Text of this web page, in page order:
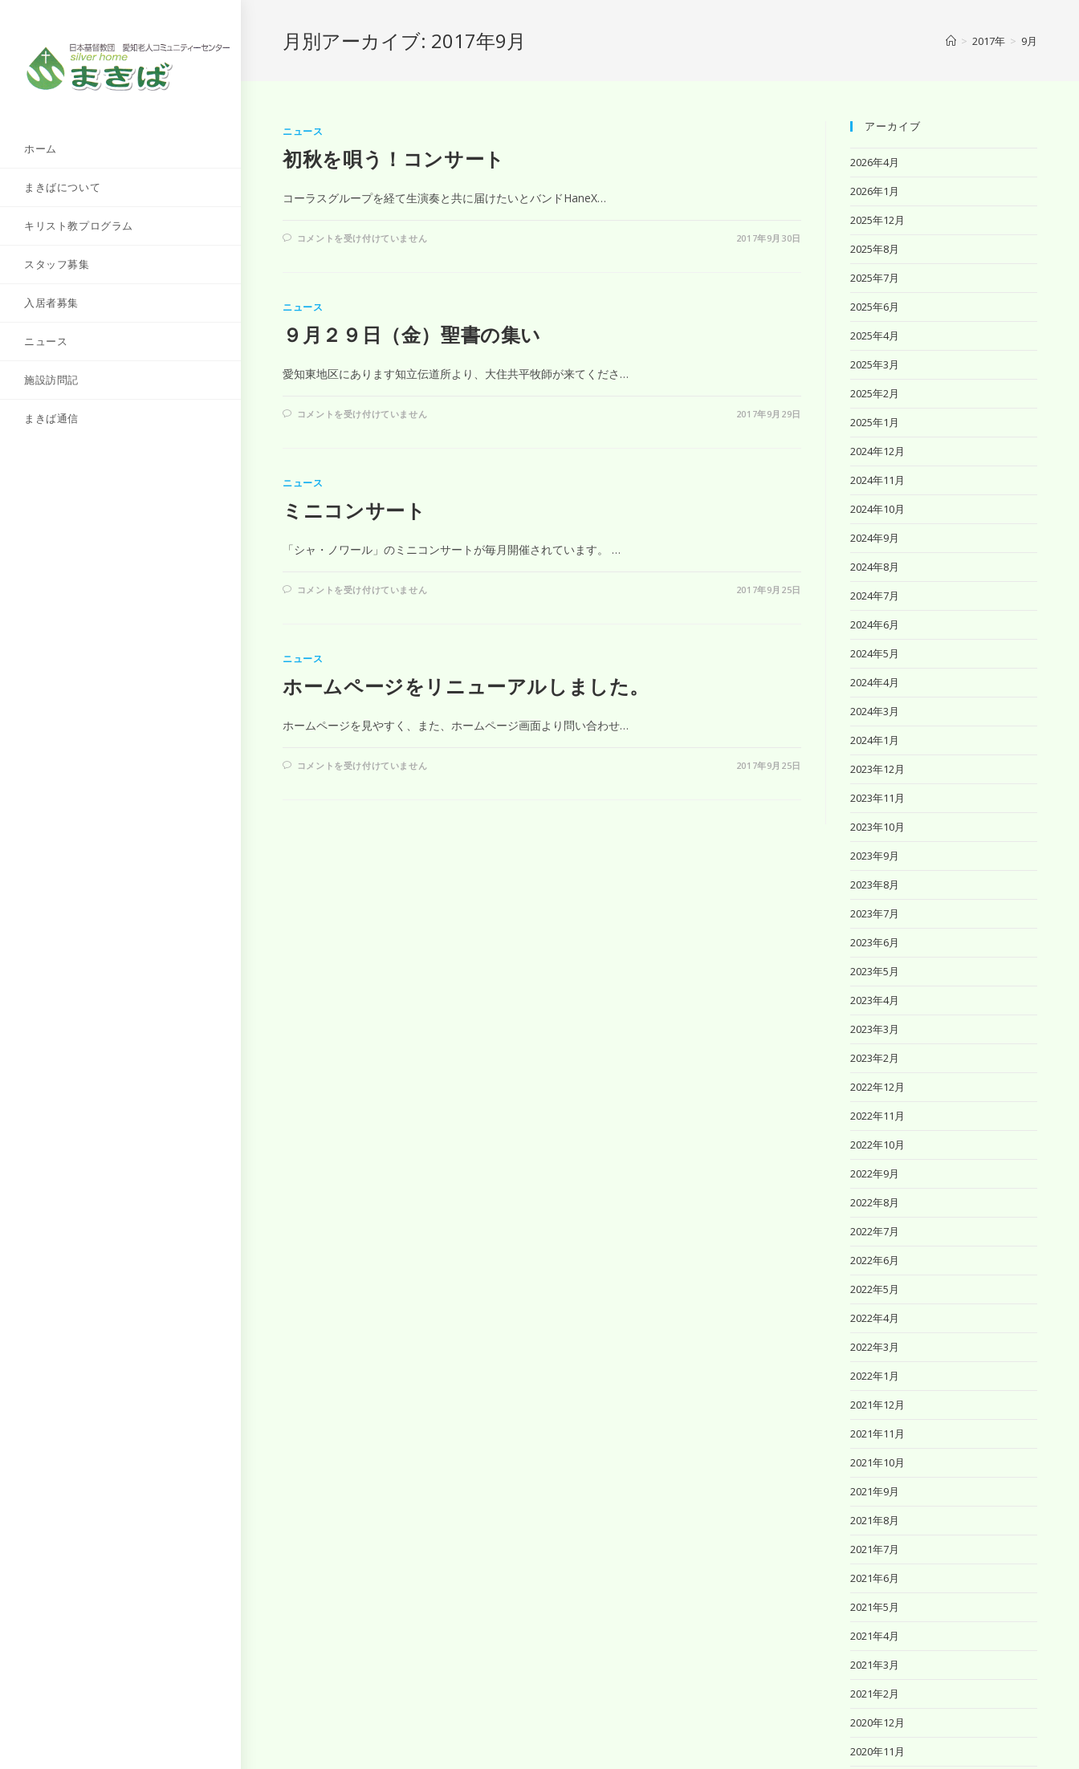
ホーム
まきばについて
キリスト教プログラム
スタッフ募集
入居者募集
ニュース
施設訪問記
まきば通信
月別アーカイブ: 2017年9月 > 2017年 > 9月
ニュース
初秋を唄う！コンサート
コーラスグループを経て生演奏と共に届けたいとバンドHaneX…
コメントを受け付けていません 2017年9月30日
ニュース
９月２９日（金）聖書の集い
愛知東地区にあります知立伝道所より、大住共平牧師が来てくださ…
コメントを受け付けていません 2017年9月29日
ニュース
ミニコンサート
「シャ・ノワール」のミニコンサートが毎月開催されています。 …
コメントを受け付けていません 2017年9月25日
ニュース
ホームページをリニューアルしました。
ホームページを見やすく、また、ホームページ画面より問い合わせ…
コメントを受け付けていません 2017年9月25日
アーカイブ
2026年4月
2026年1月
2025年12月
2025年8月
2025年7月
2025年6月
2025年4月
2025年3月
2025年2月
2025年1月
2024年12月
2024年11月
2024年10月
2024年9月
2024年8月
2024年7月
2024年6月
2024年5月
2024年4月
2024年3月
2024年1月
2023年12月
2023年11月
2023年10月
2023年9月
2023年8月
2023年7月
2023年6月
2023年5月
2023年4月
2023年3月
2023年2月
2022年12月
2022年11月
2022年10月
2022年9月
2022年8月
2022年7月
2022年6月
2022年5月
2022年4月
2022年3月
2022年1月
2021年12月
2021年11月
2021年10月
2021年9月
2021年8月
2021年7月
2021年6月
2021年5月
2021年4月
2021年3月
2021年2月
2020年12月
2020年11月